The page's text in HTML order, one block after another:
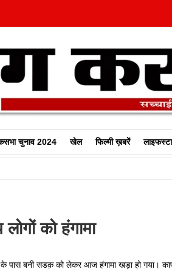
चुनाव 2024 खेल फिल्‍मी ख़बरें
को हंगामा
के पास बनी सडक़ को लेकर आज हंगामा खड़ा हो गया।